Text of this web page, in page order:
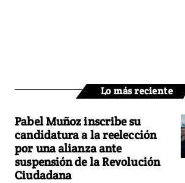
Lo más reciente
Pabel Muñoz inscribe su
candidatura a la reelección
por una alianza ante
suspensión de la Revolución
Ciudadana